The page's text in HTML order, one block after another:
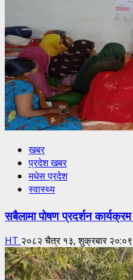
खबर
प्रदेश खबर
मधेस प्रदेश
स्वास्थ्य
सबैलामा पोषण प्रदर्शन
HT २०८२ चैत्र १३, शुक्रबार २०:०९